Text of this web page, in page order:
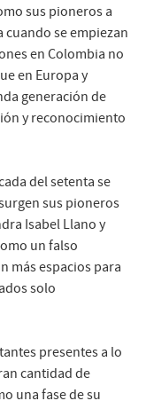
sus pioneros a
cuando se empiezan
en Colombia no
en Europa y
generación de
y reconocimiento
del setenta se
sus pioneros
Isabel Llano y
un falso
más espacios para
solo
presentes a lo
cantidad de
una fase de su